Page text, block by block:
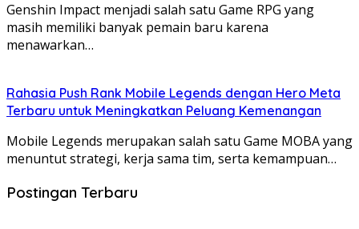
Genshin Impact menjadi salah satu Game RPG yang
masih memiliki banyak pemain baru karena
menawarkan…
Rahasia Push Rank Mobile Legends dengan Hero Meta
Terbaru untuk Meningkatkan Peluang Kemenangan
Mobile Legends merupakan salah satu Game MOBA yang
menuntut strategi, kerja sama tim, serta kemampuan…
Postingan Terbaru